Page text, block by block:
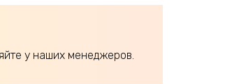
у наших менеджеров.